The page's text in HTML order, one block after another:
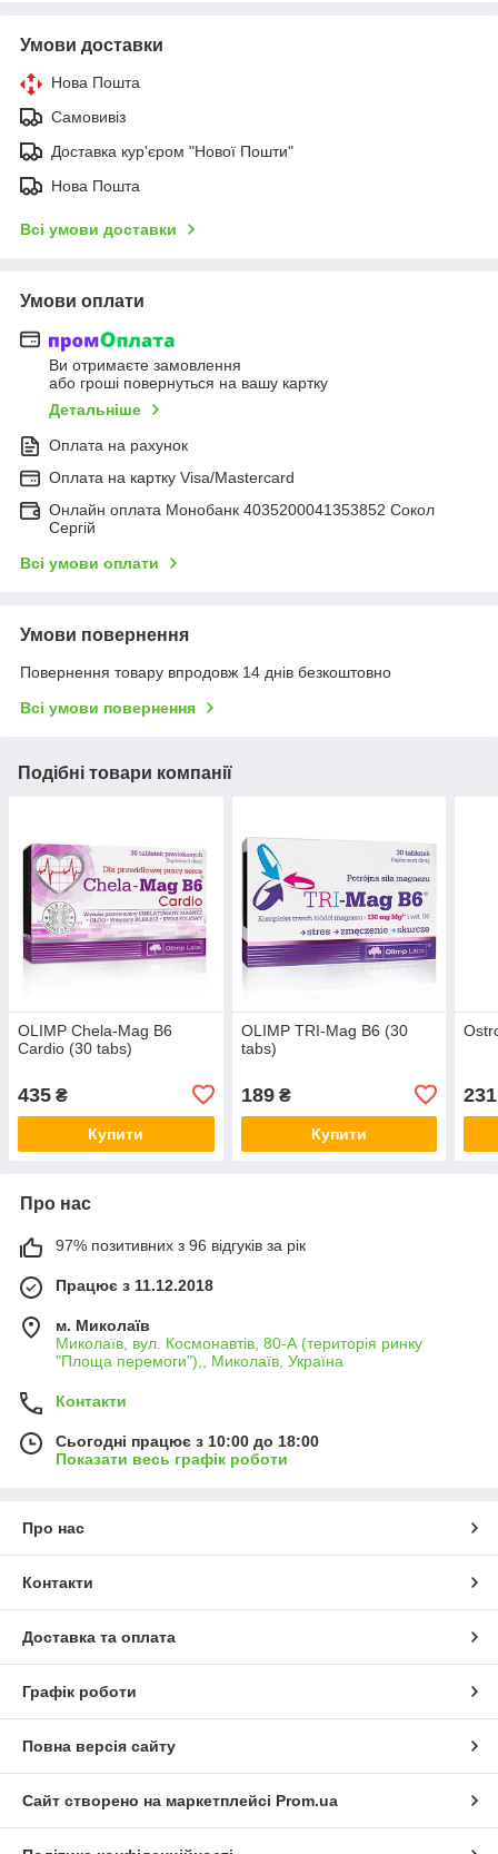
Умови доставки
Нова Пошта
Самовивіз
Доставка кур'єром "Нової Пошти"
Нова Пошта
Всі умови доставки
Умови оплати
Ви отримаєте замовлення
або гроші повернуться на вашу картку
Детальніше
Оплата на рахунок
Оплата на картку Visa/Mastercard
Онлайн оплата Монобанк 4035200041353852 Сокол
Сергій
Всі умови оплати
Умови повернення
Повернення товару впродовж 14 днів безкоштовно
Всі умови повернення
Подібні товари компанії
OLIMP Chela-Mag B6
Cardio (30 tabs)
435 ₴
Купити
OLIMP TRI-Mag B6 (30
tabs)
189₴
Купити
231
Про нас
97% позитивних з 96 відгуків за рік
Працює з 11.12.2018
м. Миколаїв
Миколаїв, вул. Космонавтів, 80-А (територія ринку
"Площа перемоги"),, Миколаїв, Україна
Контакти
Сьогодні працює з 10:00 до 18:00
Показати весь графік роботи
Про нас
Контакти
Доставка та оплата
Графік роботи
Повна версія сайту
Сайт створено на маркетплейсі Prom.ua